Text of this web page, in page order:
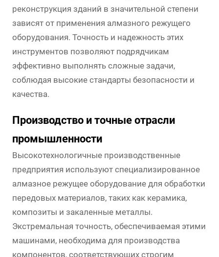
реконструкция зданий в значительной степени
зависят от применения алмазного режущего
оборудования. Точность и надежность этих
инструментов позволяют подрядчикам
эффективно выполнять сложные задачи,
соблюдая высокие стандарты безопасности и
качества.
Производство и точные отрасли
промышленности
Высокотехнологичные производственные
предприятия используют специализированное
алмазное режущее оборудование для обработки
передовых материалов, таких как керамика,
композиты и закаленные металлы.
Экстремальная точность, обеспечиваемая этими
машинами, необходима для производства
компонентов, соответствующих строгим